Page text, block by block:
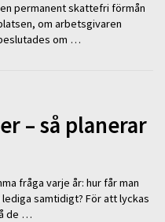
permanent skattefri förmån
om arbetsgivaren
om …
– så planerar
fråga varje år: hur får man
samtidigt? För att lyckas
de …